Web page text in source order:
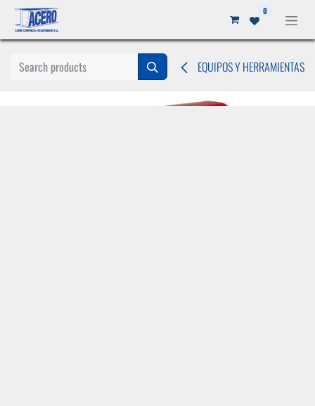
Ir al contenido 0
EQUIPOS Y HERRAMIENTAS